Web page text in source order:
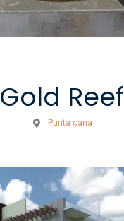
Gold Reef
Punta cana